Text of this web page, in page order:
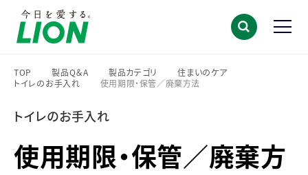
TOP
>
製品Q＆A
>
製品カテゴリ
>
住まいのケア
トイレのお手入れ
使用期限・保管／廃棄方法
トイレのお手入れ
使用期限・保管／廃棄方